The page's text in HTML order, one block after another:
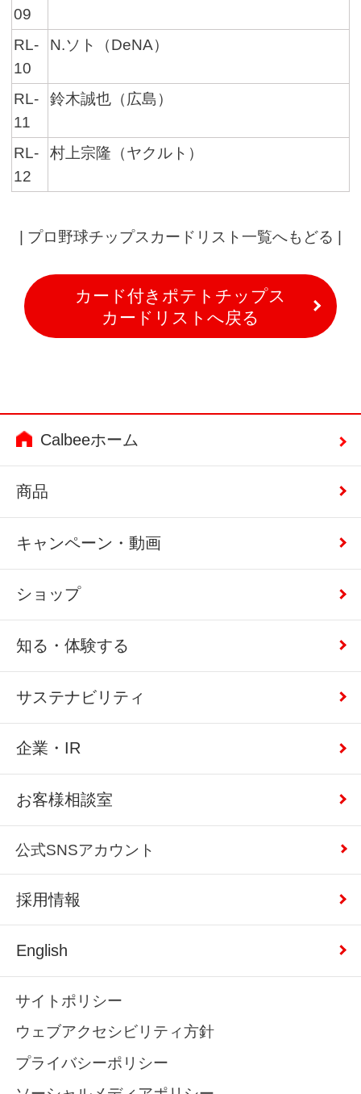
09
RL-
10
N.ソト（DeNA）
RL-
11
鈴木誠也（広島）
RL-
12
村上宗隆（ヤクルト）
プロ野球チップスカードリスト一覧へもどる
カード付きポテトチップス
カードリストへ戻る
Calbeeホーム
商品
キャンペーン・動画
ショップ
知る・体験する
サステナビリティ
企業・IR
お客様相談室
公式SNSアカウント
採用情報
English
サイトポリシー
ウェブアクセシビリティ方針
プライバシーポリシー